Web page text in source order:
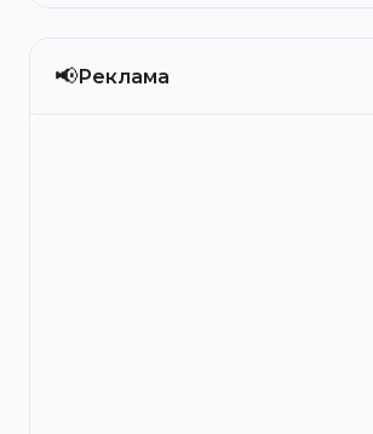
📢Реклама